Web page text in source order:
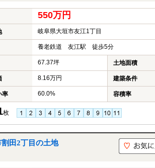
550万円
岐阜県大垣市友江1丁目
養老鉄道 友江駅 徒歩5分
67.37坪 土地面積
8.16万円 建築条件
率 60.0% 容積率
枚
田2丁目の土地